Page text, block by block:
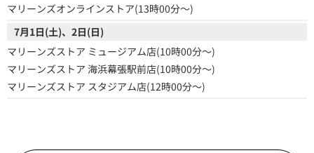
マリーンズオンラインストア(13時00分～)
7月1日(土)、2日(日)
マリーンズストア ミュージアム店(10時00分～)
マリーンズストア 海浜幕張駅前店(10時00分～)
マリーンズストア スタジアム店(12時00分～)